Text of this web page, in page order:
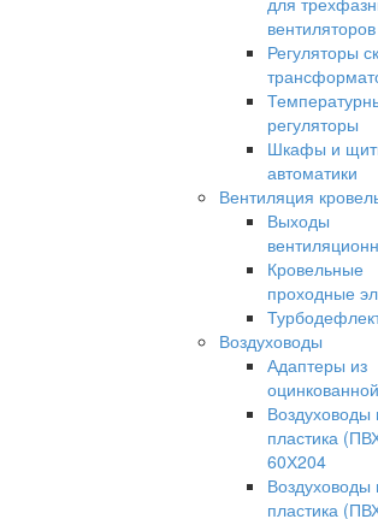
вентиляторов
Регуляторы
регуляторы
Шкафы и
автоматики
Вентиляция
Выходы
Кровельные
проходные
Воздуховоды
Адаптеры из
Воздуховоды
пластика
60Х204
Воздуховоды
пластика